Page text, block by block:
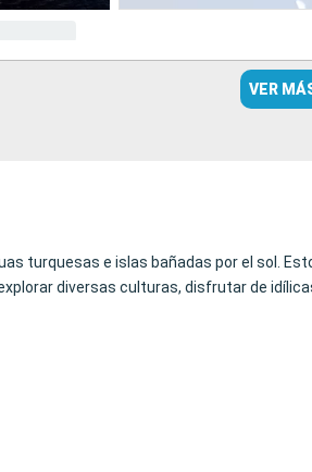
VER
turquesas e islas bañadas por el sol.
diversas culturas, disfrutar de